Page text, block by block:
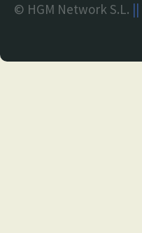
© HGM Network S.L. ||